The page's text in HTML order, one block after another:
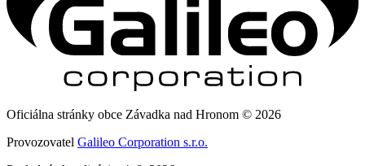
Oficiálna stránky obce Závadka nad Hronom © 2026
Provozovatel Galileo Corporation s.r.o.